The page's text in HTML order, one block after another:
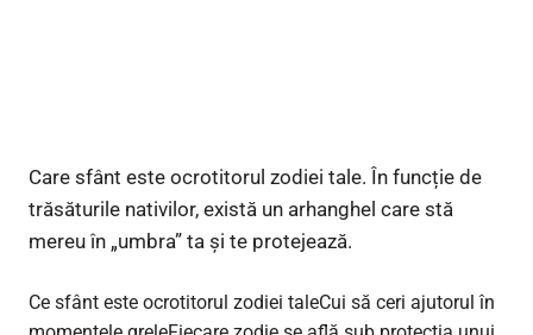
Care sfânt este ocrotitorul zodiei tale. În funcție de
trăsăturile nativilor, există un arhanghel care stă
mereu în „umbra” ta și te protejează.
Ce sfânt este ocrotitorul zodiei taleCui să ceri ajutorul în